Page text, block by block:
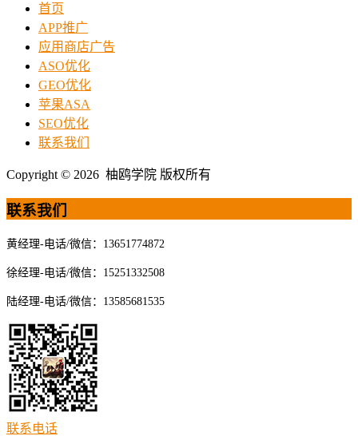
首页
APP推广
应用商店广告
ASO优化
GEO优化
苹果ASA
SEO优化
联系我们
Copyright © 2026 柚鸥学院 版权所有
联系我们
黄经理-电话/微信：13651774872
徐经理-电话/微信：15251332508
陆经理-电话/微信：13585681535
联系电话